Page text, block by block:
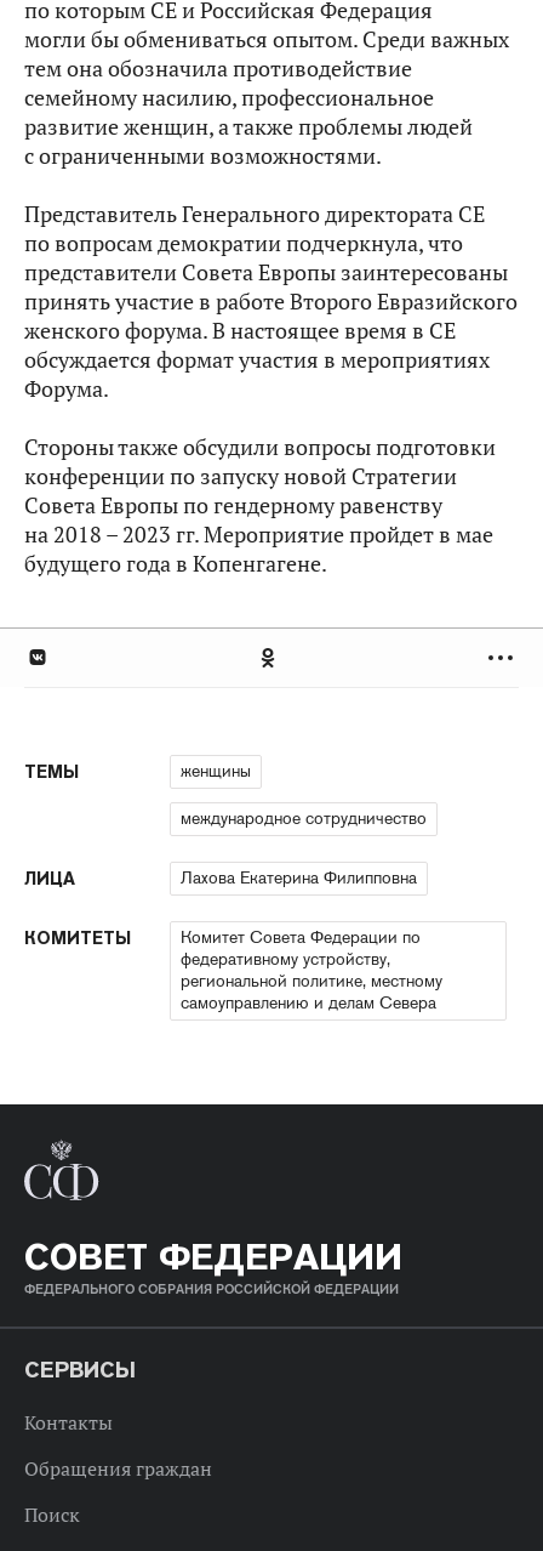
по которым СЕ и Российская Федерация
могли бы обмениваться опытом. Среди важных
тем она обозначила противодействие
семейному насилию, профессиональное
развитие женщин, а также проблемы людей
с ограниченными возможностями.
Представитель Генерального директората СЕ
по вопросам демократии подчеркнула, что
представители Совета Европы заинтересованы
принять участие в работе Второго Евразийского
женского форума. В настоящее время в СЕ
обсуждается формат участия в мероприятиях
Форума.
Стороны также обсудили вопросы подготовки
конференции по запуску новой Стратегии
Совета Европы по гендерному равенству
на 2018 – 2023 гг. Мероприятие пройдет в мае
будущего года в Копенгагене.
ТЕМЫ женщины
международное сотрудничество
ЛИЦА Лахова Екатерина Филипповна
КОМИТЕТЫ
Комитет Совета Федерации по
федеративному устройству,
региональной политике, местному
самоуправлению и делам Севера
СОВЕТ ФЕДЕРАЦИИ
ФЕДЕРАЛЬНОГО СОБРАНИЯ РОССИЙСКОЙ ФЕДЕРАЦИИ
СЕРВИСЫ
Контакты
Обращения граждан
Поиск